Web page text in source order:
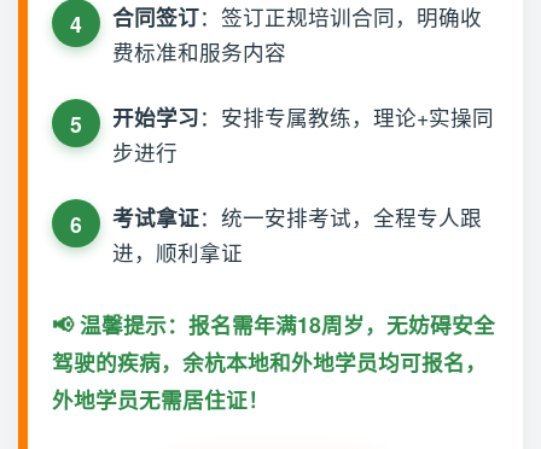
合同签订：签订正规培训合同，明确收
费标准和服务内容
开始学习：安排专属教练，理论+实操同
步进行
考试拿证：统一安排考试，全程专人跟
进，顺利拿证
📢 温馨提示：报名需年满18周岁，无妨碍安全
驾驶的疾病，余杭本地和外地学员均可报名，
外地学员无需居住证！